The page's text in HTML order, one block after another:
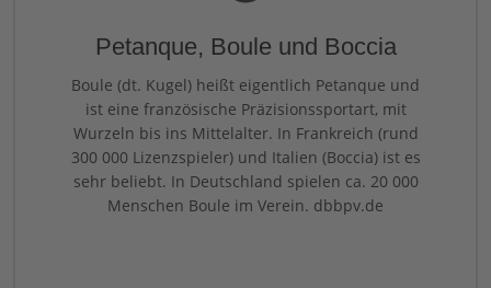
Petanque, Boule und Boccia
Boule (dt. Kugel) heißt eigentlich Petanque und
ist eine französische Präzisionssportart, mit
Wurzeln bis ins Mittelalter. In Frankreich (rund
300 000 Lizenzspieler) und Italien (Boccia) ist es
sehr beliebt. In Deutschland spielen ca. 20 000
Menschen Boule im Verein. dbbpv.de